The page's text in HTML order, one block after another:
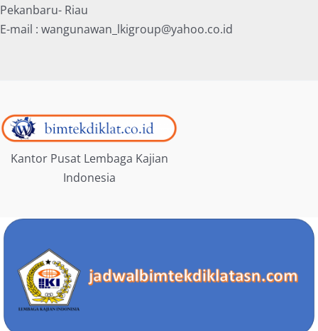
Pekanbaru- Riau
E-mail : wangunawan_lkigroup@yahoo.co.id
Kantor Pusat Lembaga Kajian
Indonesia